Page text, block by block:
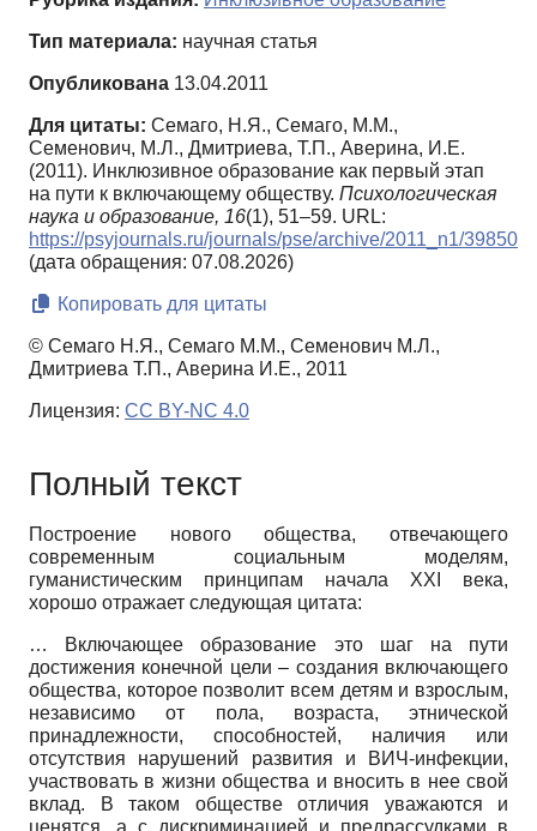
Тип материала: научная статья
Опубликована 13.04.2011
Для цитаты: Семаго, Н.Я., Семаго, М.М.,
Семенович, М.Л., Дмитриева, Т.П., Аверина, И.Е.
(2011). Инклюзивное образование как первый этап
на пути к включающему обществу. Психологическая
наука и образование, 16(1), 51–59. URL:
https://psyjournals.ru/journals/pse/archive/2011_n1/39850
(дата обращения: 07.08.2026)
Копировать для цитаты
© Семаго Н.Я., Семаго М.М., Семенович М.Л.,
Дмитриева Т.П., Аверина И.Е., 2011
Лицензия: CC BY-NC 4.0
Полный текст
Построение нового общества, отвечающего
современным социальным моделям,
гуманистическим принципам начала XXI века,
хорошо отражает следующая цитата:
… Включающее образование это шаг на пути
достижения конечной цели – создания включающего
общества, которое позволит всем детям и взрослым,
независимо от пола, возраста, этнической
принадлежности, способностей, наличия или
отсутствия нарушений развития и ВИЧ-инфекции,
участвовать в жизни общества и вносить в нее свой
вклад. В таком обществе отличия уважаются и
ценятся, а с дискриминацией и предрассудками в